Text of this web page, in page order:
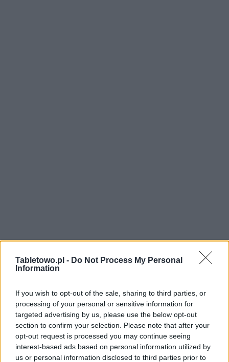
Tabletowo.pl - Do Not Process My Personal
Information
If you wish to opt-out of the sale, sharing to third parties, or
processing of your personal or sensitive information for
targeted advertising by us, please use the below opt-out
section to confirm your selection. Please note that after your
opt-out request is processed you may continue seeing
interest-based ads based on personal information utilized by
us or personal information disclosed to third parties prior to